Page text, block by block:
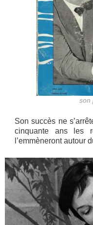
son
Son succès ne
cinquante ans les
l’emmèneront autour